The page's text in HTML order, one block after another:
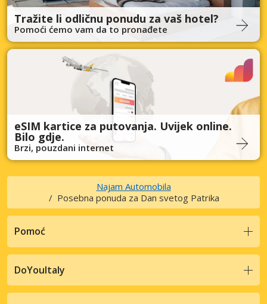
Tražite li odličnu ponudu za vaš hotel?
Pomoći ćemo vam da to pronađete
eSIM kartice za putovanja. Uvijek online.
Bilo gdje.
Brzi, pouzdani internet
Najam Automobila
Posebna ponuda za Dan svetog Patrika
Pomoć
DoYouItaly